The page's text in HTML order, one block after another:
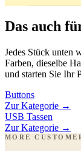
Das auch
Jedes Stück unten
Farben, dieselbe
und starten Sie Ihr
Buttons
Zur Kategorie →
USB Tassen
Zur Kategorie →
MORE